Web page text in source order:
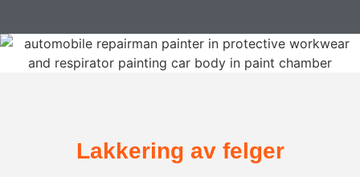
Lakkering av felger